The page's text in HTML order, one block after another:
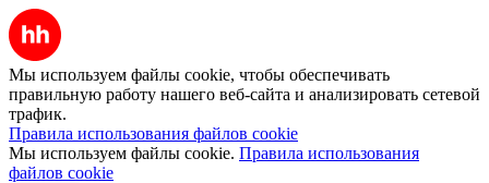
Мы используем файлы cookie, чтобы обеспечивать
правильную работу нашего веб-сайта и анализировать сетевой
трафик.
Правила использования файлов cookie
Мы используем файлы cookie. Правила использования
файлов cookie